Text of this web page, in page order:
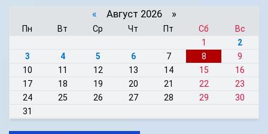
« Август 2026 »
Пн Вт Ср Чт Пт Сб
Вс
1
2
3
4 5 6 7 8
9
10
11 12 13 14 15
16
17
18 19 20 21 22
23
24
25 26 27 28 29
30
31